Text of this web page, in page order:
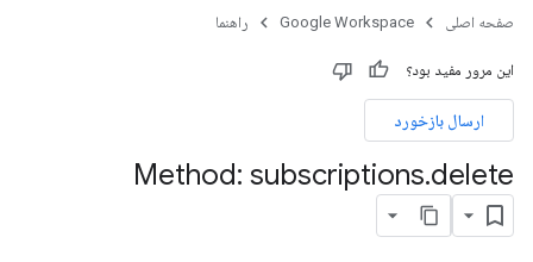
صفحه اصلی Google Workspace راهنما
این مرور مفید بود؟
ارسال بازخورد
Method: subscriptions.delete